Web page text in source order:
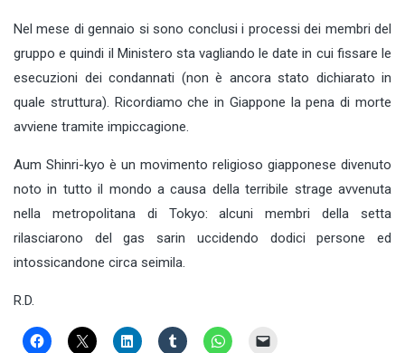
Nel mese di gennaio si sono conclusi i processi dei membri del
gruppo e quindi il Ministero sta vagliando le date in cui fissare le
esecuzioni dei condannati (non è ancora stato dichiarato in
quale struttura). Ricordiamo che in Giappone la pena di morte
avviene tramite impiccagione.
Aum Shinri-kyo è un movimento religioso giapponese divenuto
noto in tutto il mondo a causa della terribile strage avvenuta
nella metropolitana di Tokyo: alcuni membri della setta
rilasciarono del gas sarin uccidendo dodici persone ed
intossicandone circa seimila.
R.D.